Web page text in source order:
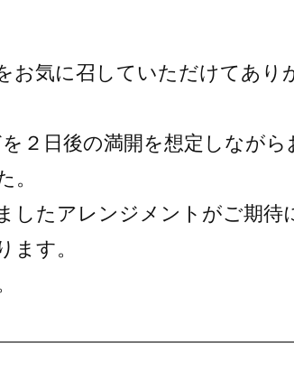
お気に召していただけてあり
２日後の満開を想定しながら
。
したアレンジメントがご期待
ます。